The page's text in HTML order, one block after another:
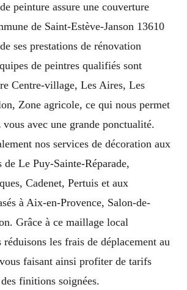
peinture assure une couverture
de Saint-Estève-Janson 13610
ses prestations de rénovation
de peintres qualifiés sont
Centre-village, Les Aires, Les
Zone agricole, ce qui nous permet
avec une grande ponctualité.
nos services de décoration aux
de Le Puy-Sainte-Réparade,
Cadenet, Pertuis et aux
à Aix-en-Provence, Salon-de-
Grâce à ce maillage local
les frais de déplacement au
faisant ainsi profiter de tarifs
finitions soignées.